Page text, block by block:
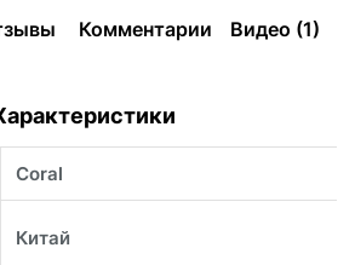
Комментарии Видео (1)
Coral
Китай